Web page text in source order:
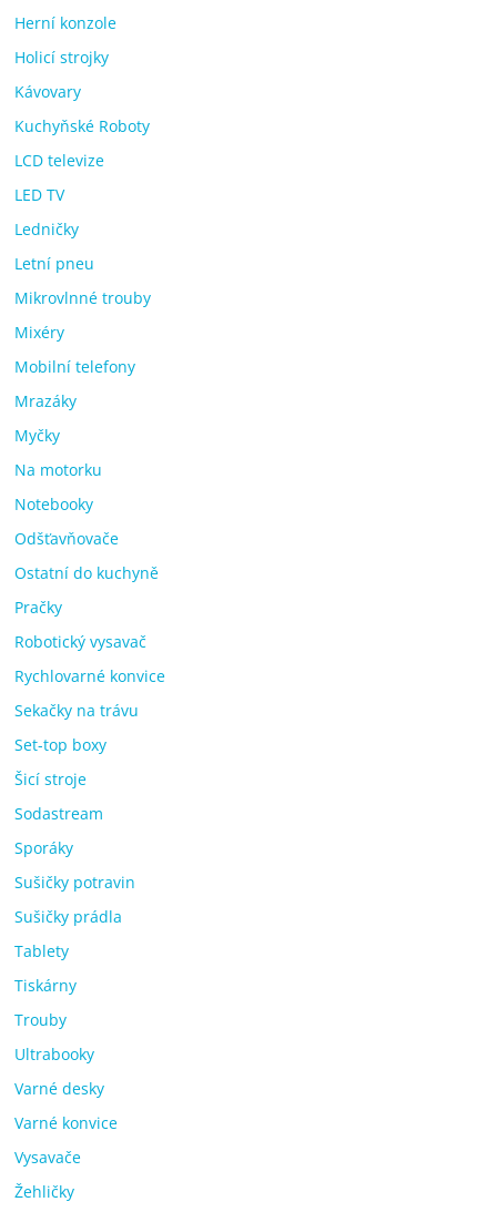
Herní konzole
Holicí strojky
Kávovary
Kuchyňské Roboty
LCD televize
LED TV
Ledničky
Letní pneu
Mikrovlnné trouby
Mixéry
Mobilní telefony
Mrazáky
Myčky
Na motorku
Notebooky
Odšťavňovače
Ostatní do kuchyně
Pračky
Robotický vysavač
Rychlovarné konvice
Sekačky na trávu
Set-top boxy
Šicí stroje
Sodastream
Sporáky
Sušičky potravin
Sušičky prádla
Tablety
Tiskárny
Trouby
Ultrabooky
Varné desky
Varné konvice
Vysavače
Žehličky